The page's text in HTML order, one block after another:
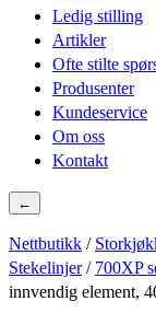
Ledig stilling
Artikler
Ofte stilte
Produsenter
Kundeservice
Om oss
Kontakt
←
Nettbutikk /
Stekelinjer/ 700XP
innvendig element,